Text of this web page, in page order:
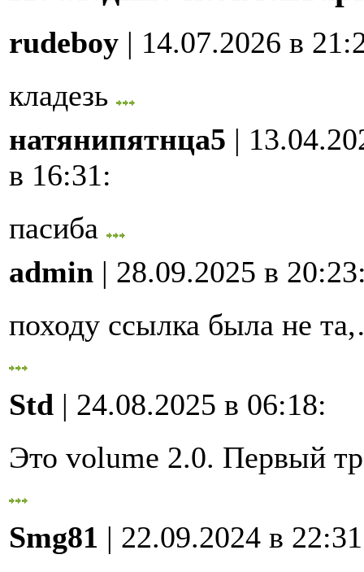
rudeboy | 14.07.2026 в
кладезь
натянипятнца5 |
в 16:31:
пасиба
admin | 28.09.2025 в 20:23
походу ссылка была не
Std | 24.08.2025 в 06:18:
Это volume 2.0. Первый
Smg81 | 22.09.2024 в 22:31